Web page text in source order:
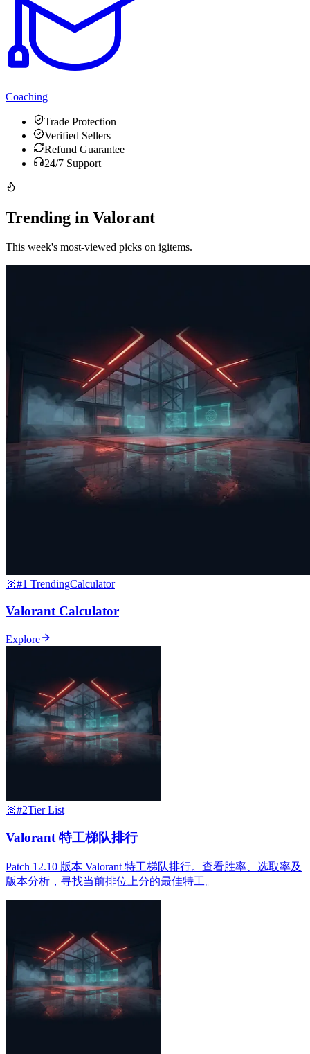
Coaching
Trade Protection
Verified Sellers
Refund Guarantee
24/7 Support
Trending in Valorant
This week's most-viewed picks on igitems.
🥇#1 TrendingCalculator
Valorant Calculator
Explore
🥈#2Tier List
Valorant 特工梯队排行
Patch 12.10 版本 Valorant 特工梯队排行。查看胜率、选取率及
版本分析，寻找当前排位上分的最佳特工。